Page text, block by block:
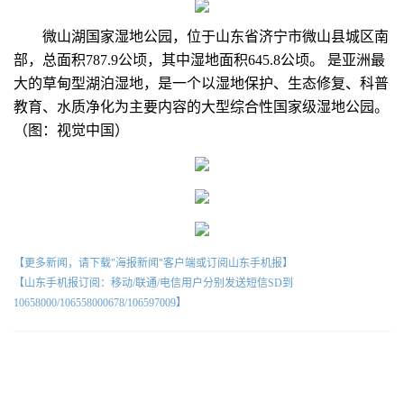
微山湖国家湿地公园，位于山东省济宁市微山县城区南
部，总面积787.9公顷，其中湿地面积645.8公顷。 是亚洲最
大的草甸型湖泊湿地，是一个以湿地保护、生态修复、科普
教育、水质净化为主要内容的大型综合性国家级湿地公园。
（图：视觉中国）
【更多新闻，请下载"海报新闻"客户端或订阅山东手机报】
【山东手机报订阅：移动/联通/电信用户分别发送短信SD到
10658000/106558000678/106597009】